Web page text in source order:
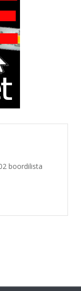
boordilista